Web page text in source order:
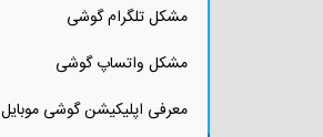
مشکل تلگرام گوشی
مشکل واتساپ گوشی
معرفی اپلیکیشن گوشی موبایل